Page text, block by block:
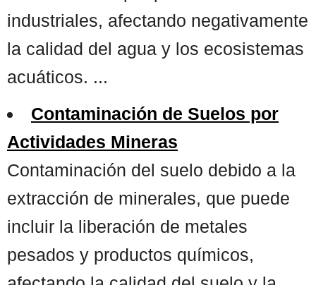
industriales, afectando negativamente
la calidad del agua y los ecosistemas
acuáticos. ...
Contaminación de Suelos por
Actividades Mineras
Contaminación del suelo debido a la
extracción de minerales, que puede
incluir la liberación de metales
pesados y productos químicos,